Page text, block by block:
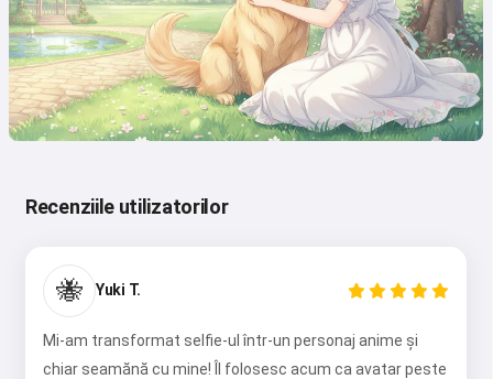
Recenziile utilizatorilor
🐝 Yuki T.
Mi-am transformat selfie-ul într-un personaj anime și
chiar seamănă cu mine! Îl folosesc acum ca avatar peste